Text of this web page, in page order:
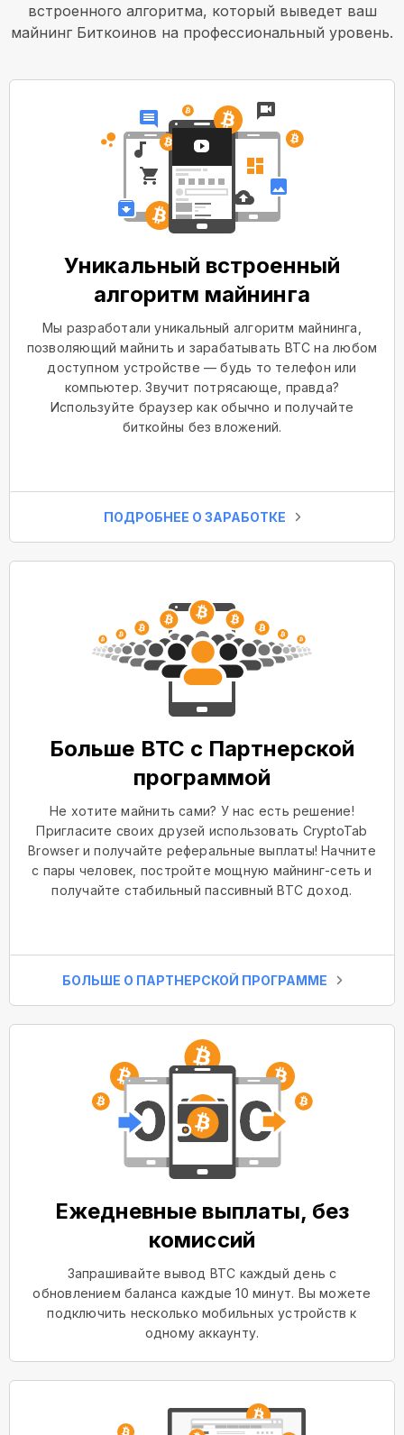
встроенного алгоритма, который выведет ваш
майнинг Биткоинов на профессиональный уровень.
Уникальный встроенный
алгоритм майнинга
Мы разработали уникальный алгоритм майнинга,
позволяющий майнить и зарабатывать BTC на любом
доступном устройстве — будь то телефон или
компьютер. Звучит потрясающе, правда?
Используйте браузер как обычно и получайте
биткойны без вложений.
ПОДРОБНЕЕ О ЗАРАБОТКЕ
Больше BTC с Партнерской
программой
Не хотите майнить сами? У нас есть решение!
Пригласите своих друзей использовать CryptoTab
Browser и получайте реферальные выплаты! Начните
с пары человек, постройте мощную майнинг-сеть и
получайте стабильный пассивный BTC доход.
БОЛЬШЕ О ПАРТНЕРСКОЙ ПРОГРАММЕ
Ежедневные выплаты, без
комиссий
Запрашивайте вывод BTC каждый день с
обновлением баланса каждые 10 минут. Вы можете
подключить несколько мобильных устройств к
одному аккаунту.